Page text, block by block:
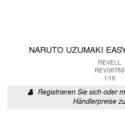
NARUTO UZUMAKI
REVELL
REV06789
1/16
Registrieren Sie sich oder
Händlerpreise